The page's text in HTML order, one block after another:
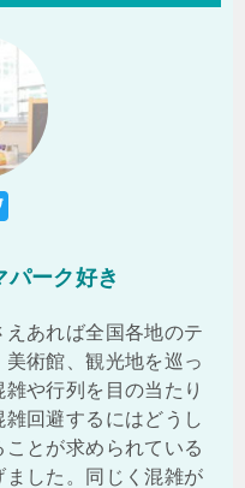
パーク好き
あれば全国各地のテ
術館、観光地を巡っ
や行列を目の当たり
回避するにはどうし
とが求められている
した。同じく混雑が